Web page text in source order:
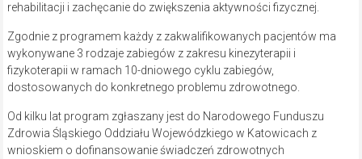
rehabilitacji i zachęcanie do zwiększenia aktywności fizycznej.
Zgodnie z programem każdy z zakwalifikowanych pacjentów ma
wykonywane 3 rodzaje zabiegów z zakresu kinezyterapii i
fizykoterapii w ramach 10-dniowego cyklu zabiegów,
dostosowanych do konkretnego problemu zdrowotnego.
Od kilku lat program zgłaszany jest do Narodowego Funduszu
Zdrowia Śląskiego Oddziału Wojewódzkiego w Katowicach z
wnioskiem o dofinansowanie świadczeń zdrowotnych